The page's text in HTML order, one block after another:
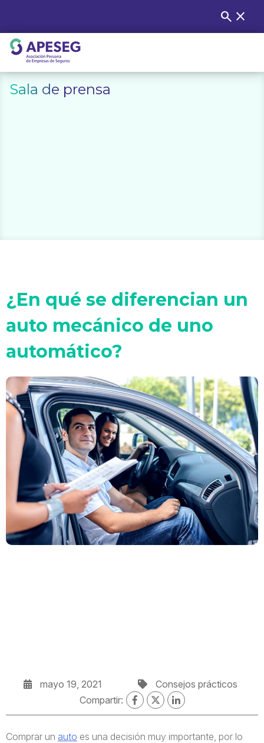
content
Buscar:
search close
APESEG
Sala de prensa
¿En qué se diferencian un
auto mecánico de uno
automático?
mayo 19, 2021
Consejos prácticos
Compartir:
Comprar un auto es una decisión muy importante, por lo